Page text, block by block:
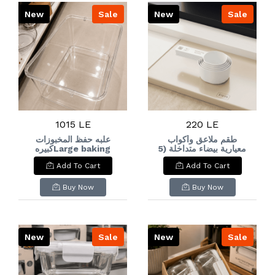
Sale
New
1015 LE
علبه حفظ المخبوزات
كبيرهLarge baking
storage box
Add To Cart
Buy Now
Sale
New
220 LE
طقم ملاعق وأكواب
معيارية بيضاء متداخلة (5
قطع)White Nesting
Measuring Spoons &
Cups Set (5 Pcs)
Add To Cart
Buy Now
Sale
New Sale
New